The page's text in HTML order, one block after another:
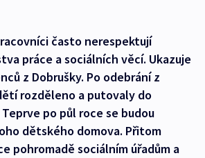
často nerespektují
práce a sociálních věcí. Ukazuje
z Dobrušky. Po odebrání z
rozděleno a putovaly do
po půl roce se budou
dětského domova. Přitom
pohromadě sociálním úřadům a